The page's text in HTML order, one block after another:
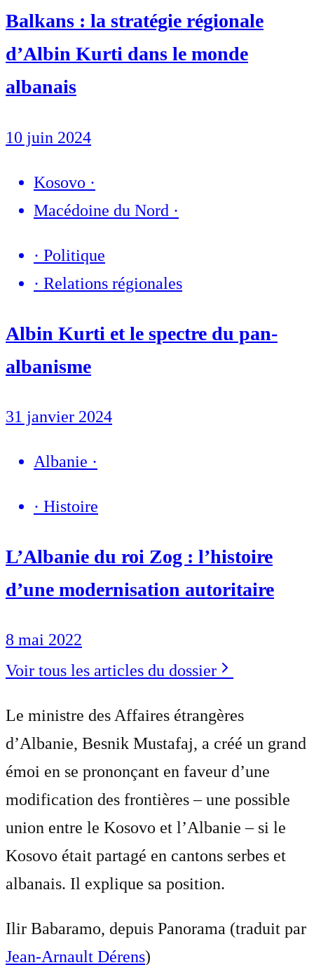
Balkans : la stratégie régionale
d’Albin Kurti dans le monde
albanais
10 juin 2024
Kosovo ·
Macédoine du Nord ·
· Politique
· Relations régionales
Albin Kurti et le spectre du pan-
albanisme
31 janvier 2024
Albanie ·
· Histoire
L’Albanie du roi Zog : l’histoire
d’une modernisation autoritaire
8 mai 2022
Voir tous les articles du dossier
Le ministre des Affaires étrangères
d’Albanie, Besnik Mustafaj, a créé un grand
émoi en se prononçant en faveur d’une
modification des frontières – une possible
union entre le Kosovo et l’Albanie – si le
Kosovo était partagé en cantons serbes et
albanais. Il explique sa position.
Ilir Babaramo, depuis Panorama (traduit par
Jean-Arnault Dérens)